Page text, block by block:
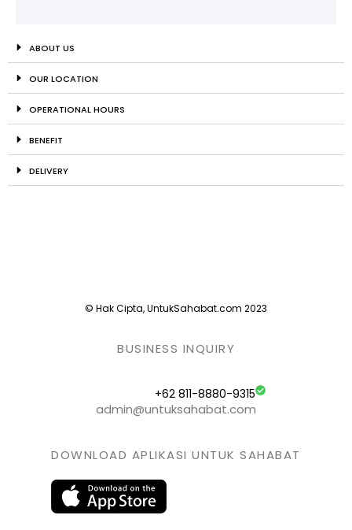
ABOUT US
OUR LOCATION
OPERATIONAL HOURS
BENEFIT
DELIVERY
© Hak Cipta, UntukSahabat.com 2023
BUSINESS INQUIRY
+62 811-8880-9315
admin@untuksahabat.com
DOWNLOAD APLIKASI UNTUK SAHABAT